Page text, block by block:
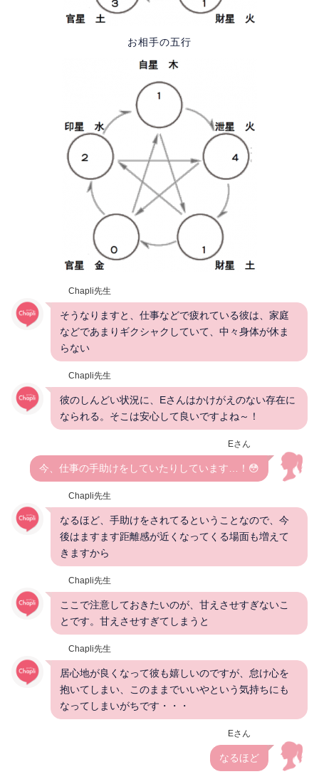
お相手の五行
Chapli先生
そうなりますと、仕事などで疲れている彼は、家庭
などであまりギクシャクしていて、中々身体が休ま
らない
Chapli先生
彼のしんどい状況に、Eさんはかけがえのない存在に
なられる。そこは安心して良いですよね～！
Eさん
今、仕事の手助けをしていたりしています…！😳
Chapli先生
なるほど、手助けをされてるということなので、今
後はますます距離感が近くなってくる場面も増えて
きますから
Chapli先生
ここで注意しておきたいのが、甘えさせすぎないこ
とです。甘えさせすぎてしまうと
Chapli先生
居心地が良くなって彼も嬉しいのですが、怠け心を
抱いてしまい、このままでいいやという気持ちにも
なってしまいがちです・・・
Eさん
なるほど